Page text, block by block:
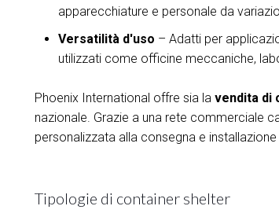
apparecchiature e personale da
Versatilità d'uso – Adatti per
utilizzati come officine meccaniche,
Phoenix International offre sia la vendita di
nazionale. Grazie a una rete commerciale
personalizzata alla consegna e
Tipologie di container shelter